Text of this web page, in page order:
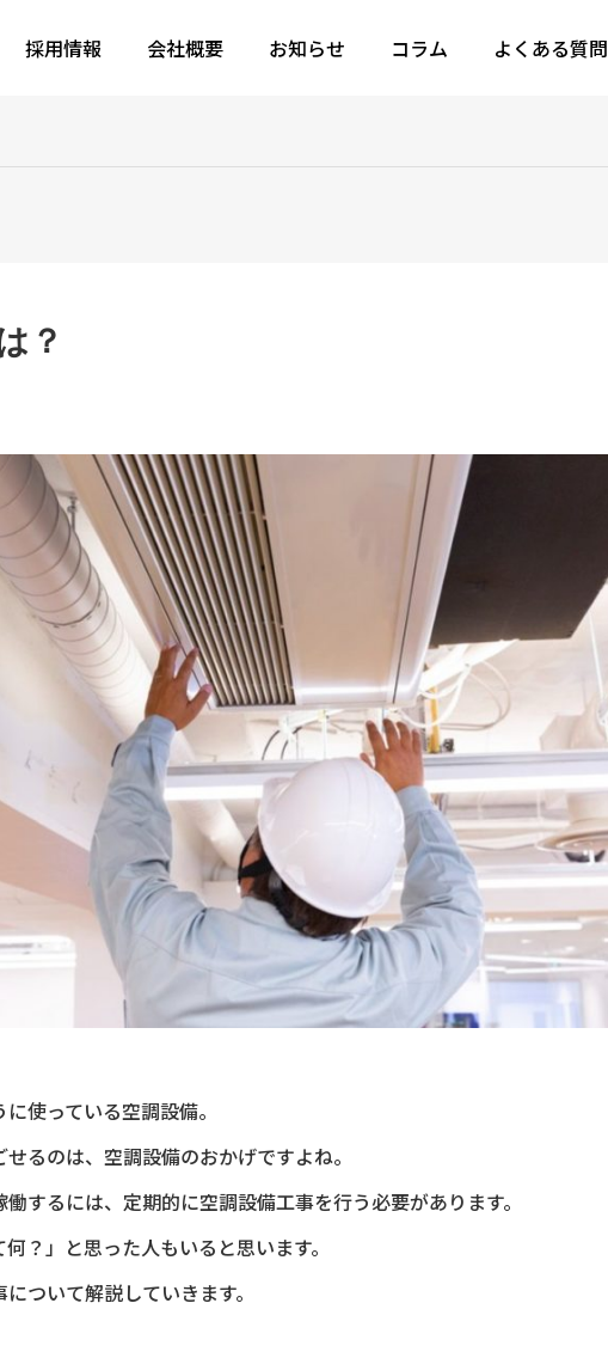
採用情報 会社概要 お知らせ コラム よくある質問
？
使っている空調設備。
るのは、空調設備のおかげですよね。
するには、定期的に空調設備工事を行う必要があります。
？」と思った人もいると思います。
ついて解説していきます。